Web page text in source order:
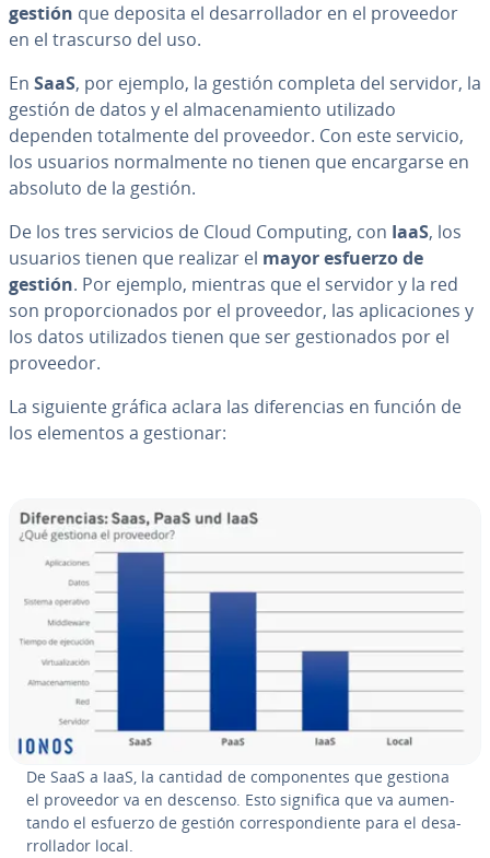
gestión que deposita el de­sa­rro­lla­dor en el proveedor
en el trascurso del uso.
En SaaS, por ejemplo, la gestión completa del servidor, la
gestión de datos y el al­ma­ce­na­mie­n­to utilizado
dependen to­ta­l­me­n­te del proveedor. Con este servicio,
los usuarios no­r­ma­l­me­n­te no tienen que en­ca­r­gar­se en
absoluto de la gestión.
De los tres servicios de Cloud Computing, con IaaS, los
usuarios tienen que realizar el mayor esfuerzo de
gestión. Por ejemplo, mientras que el servidor y la red
son pro­po­r­cio­na­dos por el proveedor, las apli­ca­cio­nes y
los datos uti­li­za­dos tienen que ser ge­s­tio­na­dos por el
proveedor.
La siguiente gráfica aclara las di­fe­re­n­cias en función de
los elementos a gestionar:
De SaaS a IaaS, la cantidad de co­m­po­ne­n­tes que gestiona
el proveedor va en descenso. Esto significa que va au­me­n­
ta­n­do el esfuerzo de gestión co­rre­s­po­n­die­n­te para el de­sa­
rro­lla­dor local.